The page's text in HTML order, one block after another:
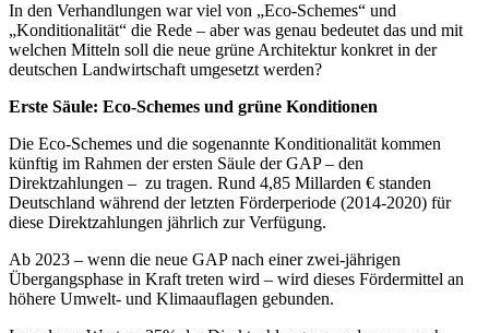
In den Verhandlungen war viel von „Eco-Schemes“ und
„Konditionalität“ die Rede – aber was genau bedeutet das und mit
welchen Mitteln soll die neue grüne Architektur konkret in der
deutschen Landwirtschaft umgesetzt werden?
Erste Säule: Eco-Schemes und grüne Konditionen
Die Eco-Schemes und die sogenannte Konditionalität kommen
künftig im Rahmen der ersten Säule der GAP – den
Direktzahlungen – zu tragen. Rund 4,85 Millarden € standen
Deutschland während der letzten Förderperiode (2014-2020) für
diese Direktzahlungen jährlich zur Verfügung.
Ab 2023 – wenn die neue GAP nach einer zwei-jährigen
Übergangsphase in Kraft treten wird – wird dieses Fördermittel an
höhere Umwelt- und Klimaauflagen gebunden.